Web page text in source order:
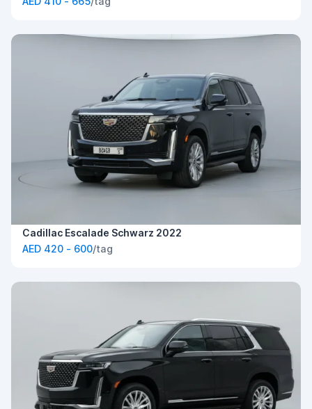
Cadillac Escalade Schwarz 2022
AED 420 - 600/tag